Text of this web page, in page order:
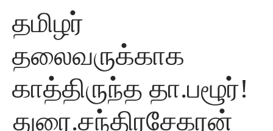
தமிழர்
தலைவருக்காக
காத்திருந்த தா.பழூர்!
துரை.சந்திரசேகரன்